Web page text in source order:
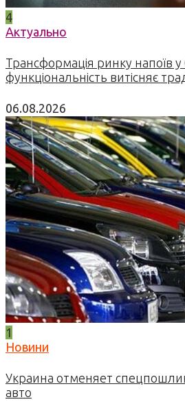
4
Актуально
Трансформація ринку напоїв у
функціональність витісняє
06.08.2026
1
Новини
Украина отменяет
авто